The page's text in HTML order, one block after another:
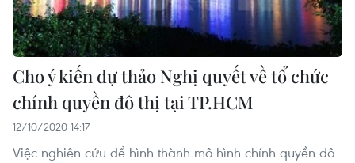
Cho ý kiến dự thảo Nghị quyết về tổ chức
chính quyền đô thị tại TP.HCM
12/10/2020 14:17
Việc nghiên cứu để hình thành mô hình chính quyền đô